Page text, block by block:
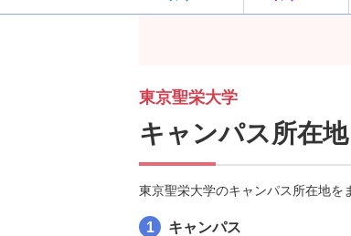
東京聖栄大学
キャンパス所在地
東京聖栄大学のキャンパス所在地を
1 キャンパス